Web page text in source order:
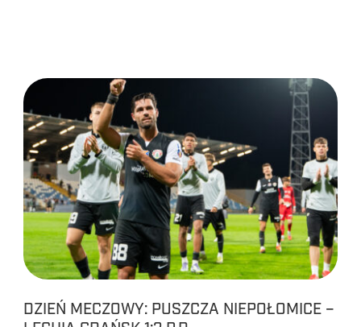
DZIEŃ MECZOWY: PUSZCZA NIEPOŁOMICE –